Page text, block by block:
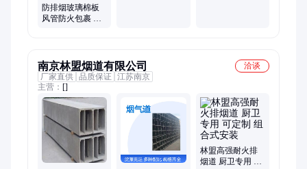
防排烟玻璃棉板
风管防火包裹 阻
南京林盟烟道有限公司
洽谈
厂家直供 品质保证 江苏南京
主营： []
林盟高强耐火排
烟道 厨卫专用 可